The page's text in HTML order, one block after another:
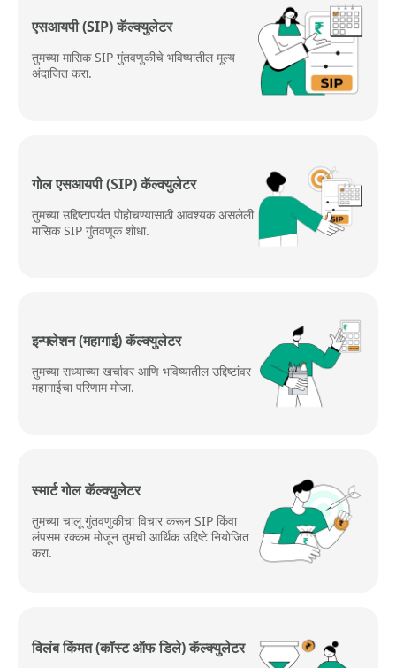
एसआयपी (SIP) कॅल्क्युलेटर
तुमच्या मासिक SIP गुंतवणुकीचे भविष्यातील मूल्य
अंदाजित करा.
गोल एसआयपी (SIP) कॅल्क्युलेटर
तुमच्या उद्दिष्टापर्यंत पोहोचण्यासाठी आवश्यक असलेली
मासिक SIP गुंतवणूक शोधा.
इन्फ्लेशन (महागाई) कॅल्क्युलेटर
तुमच्या सध्याच्या खर्चावर आणि भविष्यातील उद्दिष्टांवर
महागाईचा परिणाम मोजा.
स्मार्ट गोल कॅल्क्युलेटर
तुमच्या चालू गुंतवणुकीचा विचार करून SIP किंवा
लंपसम रक्कम मोजून तुमची आर्थिक उद्दिष्टे नियोजित
करा.
विलंब किंमत (कॉस्ट ऑफ डिले) कॅल्क्युलेटर